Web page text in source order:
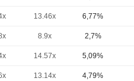
13.46x 6,77%
8.9x 2,7%
14.57x 5,09%
13.14x 4,79%